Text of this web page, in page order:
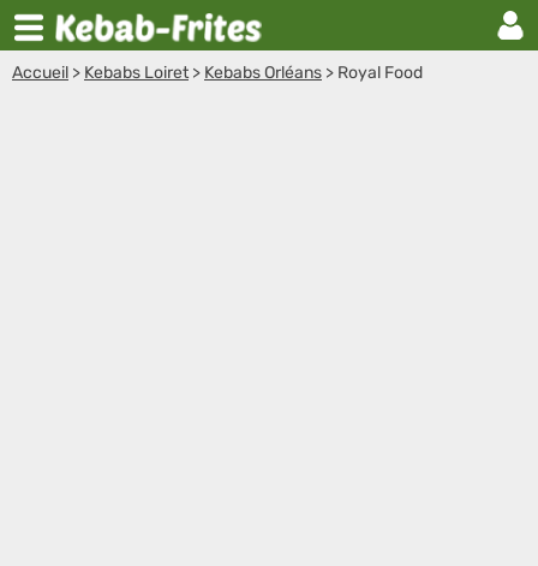
Accueil > Kebabs Loiret> Kebabs Orléans > Royal Food